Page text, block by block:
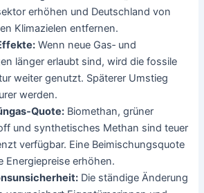
erhöhen und Deutschland von
Klimazielen entfernen.
Wenn neue Gas‑ und
länger erlaubt sind, wird die fossile
weiter genutzt. Späterer Umstieg
werden.
Biomethan, grüner
und synthetisches Methan sind teuer
verfügbar. Eine Beimischungsquote
Energiepreise erhöhen.
Die ständige Änderung